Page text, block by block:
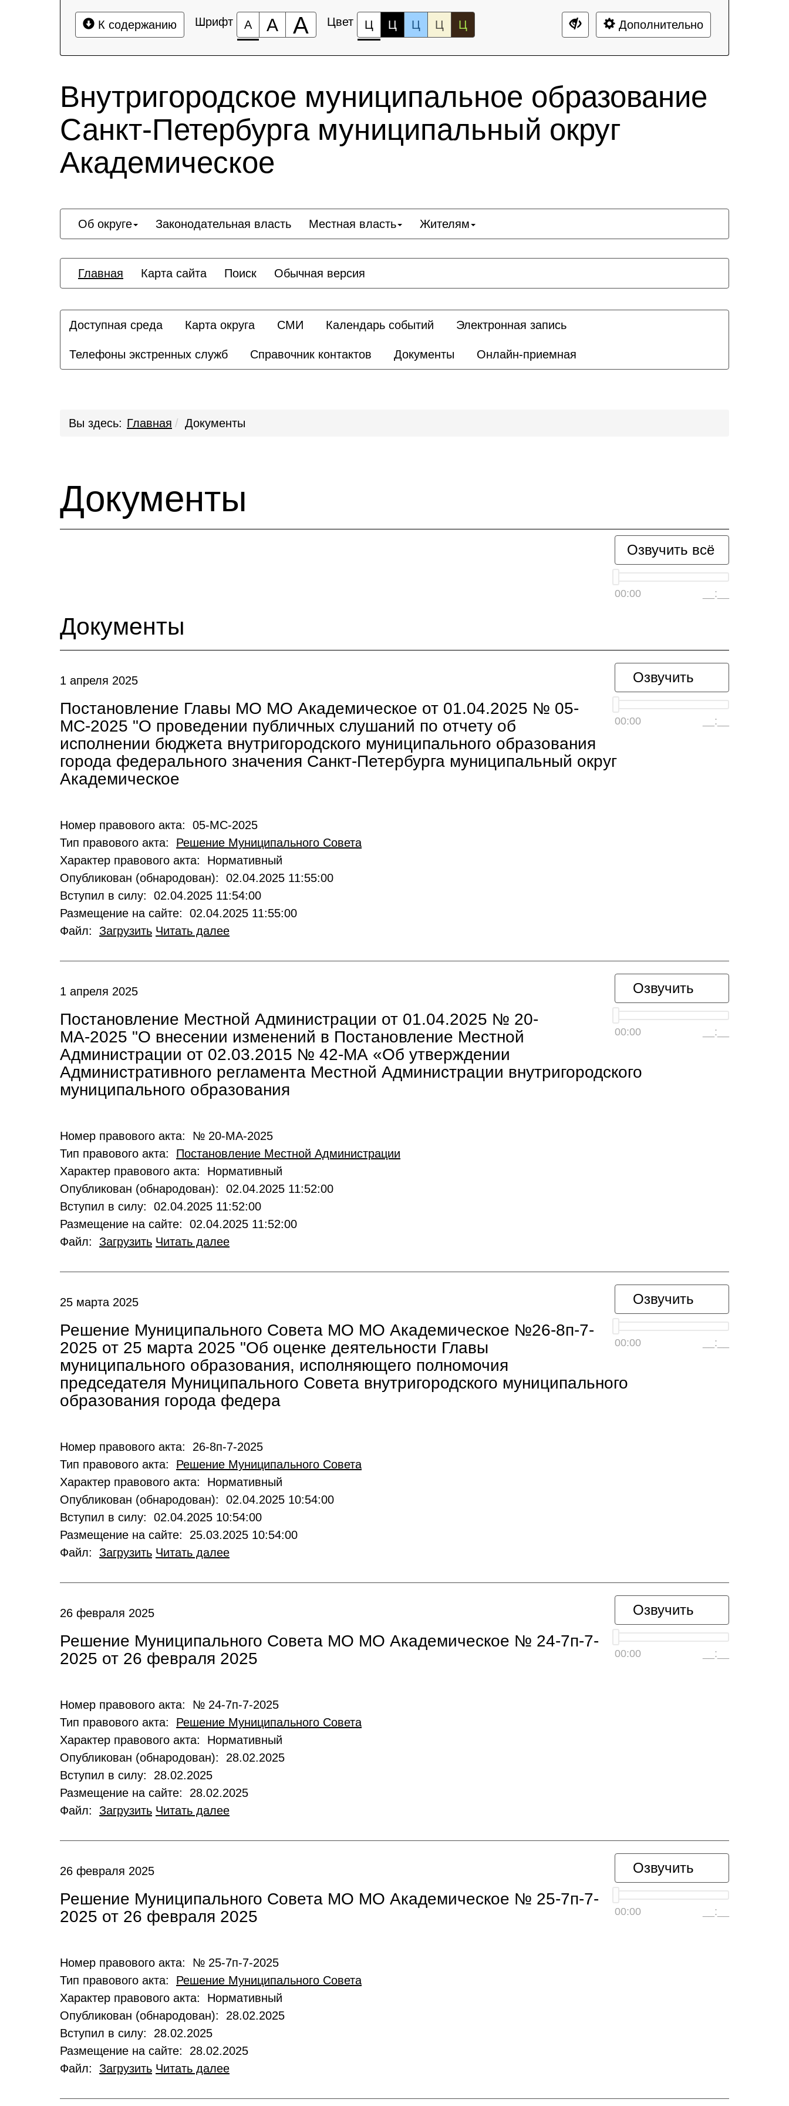
К содержанию Шрифт А А А Цвет Ц Ц Ц Ц Ц Дополнительно
Внутригородское муниципальное образование
Санкт-Петербурга муниципальный округ
Академическое
Об округе Законодательная власть Местная власть Жителям
Главная Карта сайта Поиск Обычная версия
Доступная среда Карта округа СМИ Календарь событий Электронная запись
Телефоны экстренных служб Справочник контактов Документы Онлайн-приемная
Вы здесь: Главная Документы
Документы
Озвучить всё
00:00 __:__
Документы
Озвучить
00:00 __:__
1 апреля 2025
Постановление Главы МО МО Академическое от 01.04.2025 № 05-
МС-2025 "О проведении публичных слушаний по отчету об
исполнении бюджета внутригородского муниципального образования
города федерального значения Санкт-Петербурга муниципальный округ
Академическое
Номер правового акта: 05-МС-2025
Тип правового акта: Решение Муниципального Совета
Характер правового акта: Нормативный
Опубликован (обнародован): 02.04.2025 11:55:00
Вступил в силу: 02.04.2025 11:54:00
Размещение на сайте: 02.04.2025 11:55:00
Файл: Загрузить Читать далее
Озвучить
00:00 __:__
1 апреля 2025
Постановление Местной Администрации от 01.04.2025 № 20-
МА-2025 "О внесении изменений в Постановление Местной
Администрации от 02.03.2015 № 42-МА «Об утверждении
Административного регламента Местной Администрации внутригородского
муниципального образования
Номер правового акта: № 20-МА-2025
Тип правового акта: Постановление Местной Администрации
Характер правового акта: Нормативный
Опубликован (обнародован): 02.04.2025 11:52:00
Вступил в силу: 02.04.2025 11:52:00
Размещение на сайте: 02.04.2025 11:52:00
Файл: Загрузить Читать далее
Озвучить
00:00 __:__
25 марта 2025
Решение Муниципального Совета МО МО Академическое №26-8п-7-
2025 от 25 марта 2025 "Об оценке деятельности Главы
муниципального образования, исполняющего полномочия
председателя Муниципального Совета внутригородского муниципального
образования города федера
Номер правового акта: 26-8п-7-2025
Тип правового акта: Решение Муниципального Совета
Характер правового акта: Нормативный
Опубликован (обнародован): 02.04.2025 10:54:00
Вступил в силу: 02.04.2025 10:54:00
Размещение на сайте: 25.03.2025 10:54:00
Файл: Загрузить Читать далее
Озвучить
00:00 __:__
26 февраля 2025
Решение Муниципального Совета МО МО Академическое № 24-7п-7-
2025 от 26 февраля 2025
Номер правового акта: № 24-7п-7-2025
Тип правового акта: Решение Муниципального Совета
Характер правового акта: Нормативный
Опубликован (обнародован): 28.02.2025
Вступил в силу: 28.02.2025
Размещение на сайте: 28.02.2025
Файл: Загрузить Читать далее
Озвучить
00:00 __:__
26 февраля 2025
Решение Муниципального Совета МО МО Академическое № 25-7п-7-
2025 от 26 февраля 2025
Номер правового акта: № 25-7п-7-2025
Тип правового акта: Решение Муниципального Совета
Характер правового акта: Нормативный
Опубликован (обнародован): 28.02.2025
Вступил в силу: 28.02.2025
Размещение на сайте: 28.02.2025
Файл: Загрузить Читать далее